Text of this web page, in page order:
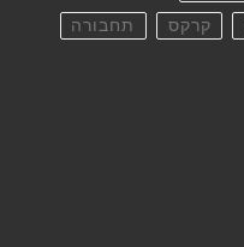
קרקס תחבורה